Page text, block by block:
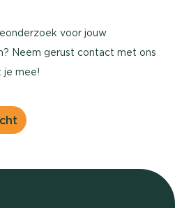
voor jouw
Neem gerust contact met ons
je mee!